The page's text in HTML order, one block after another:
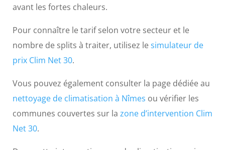
avant les fortes chaleurs.
Pour connaître le tarif selon votre secteur et le
nombre de splits à traiter, utilisez lesimulateur de
prix Clim Net 30.
Vous pouvez également consulter la page dédiée au
nettoyage de climatisation à Nîmes ou vérifier les
communes couvertes sur la zone d’intervention Clim
Net 30.